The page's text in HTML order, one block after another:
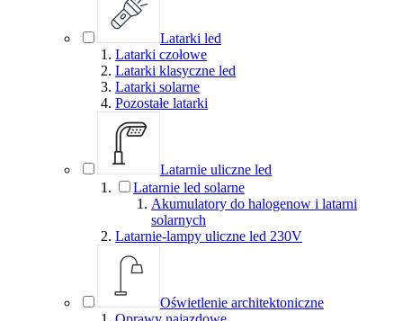
Latarki led
Latarki czołowe
Latarki klasyczne led
Latarki solarne
Pozostałe latarki
Latarnie uliczne led
Latarnie led solarne
Akumulatory do halogenow i latarni
solarnych
Latarnie-lampy uliczne led 230V
Oświetlenie architektoniczne